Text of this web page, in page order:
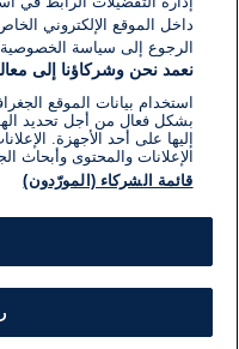
داخل الموقع الإلكتروني
الرجوع إلى سياسة الخصوصية
نعمد نحن وشركاؤنا إلى
استخدام بيانات الموقع
بشكل فعال من أجل تحديد
إليها على أحد الأجهزة.
الإعلانات والمحتوى وأبحاث
قائمة الشركاء (المورّدون)